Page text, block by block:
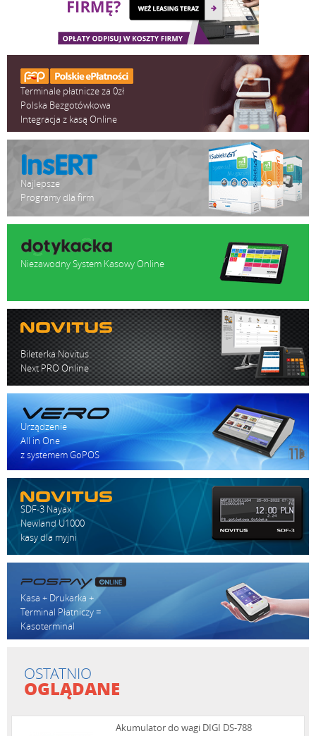
Terminale płatnicze za 0zł
Polska Bezgotówkowa
Integracja z kasą Online
Najlepsze
Programy dla firm
Niezawodny System Kasowy Online
Bileterka Novitus
Next PRO Online
Urządzenie
All in One
z systemem GoPOS
SDF-3 Nayax
Newland U1000
kasy dla myjni
Kasa + Drukarka +
Terminal Płatniczy =
Kasoterminal
OSTATNIO
OGLĄDANE
Akumulator do wagi DIGI DS-788